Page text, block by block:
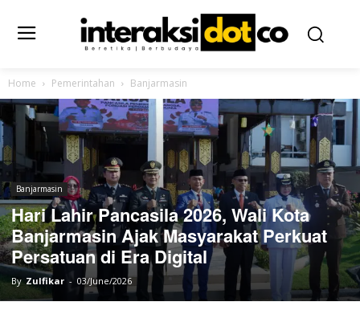
Home Pemerintahan Banjarmasin
Banjarmasin
Hari Lahir Pancasila 2026, Wali Kota
Banjarmasin Ajak Masyarakat Perkuat
Persatuan di Era Digital
By Zulfikar - 03/June/2026